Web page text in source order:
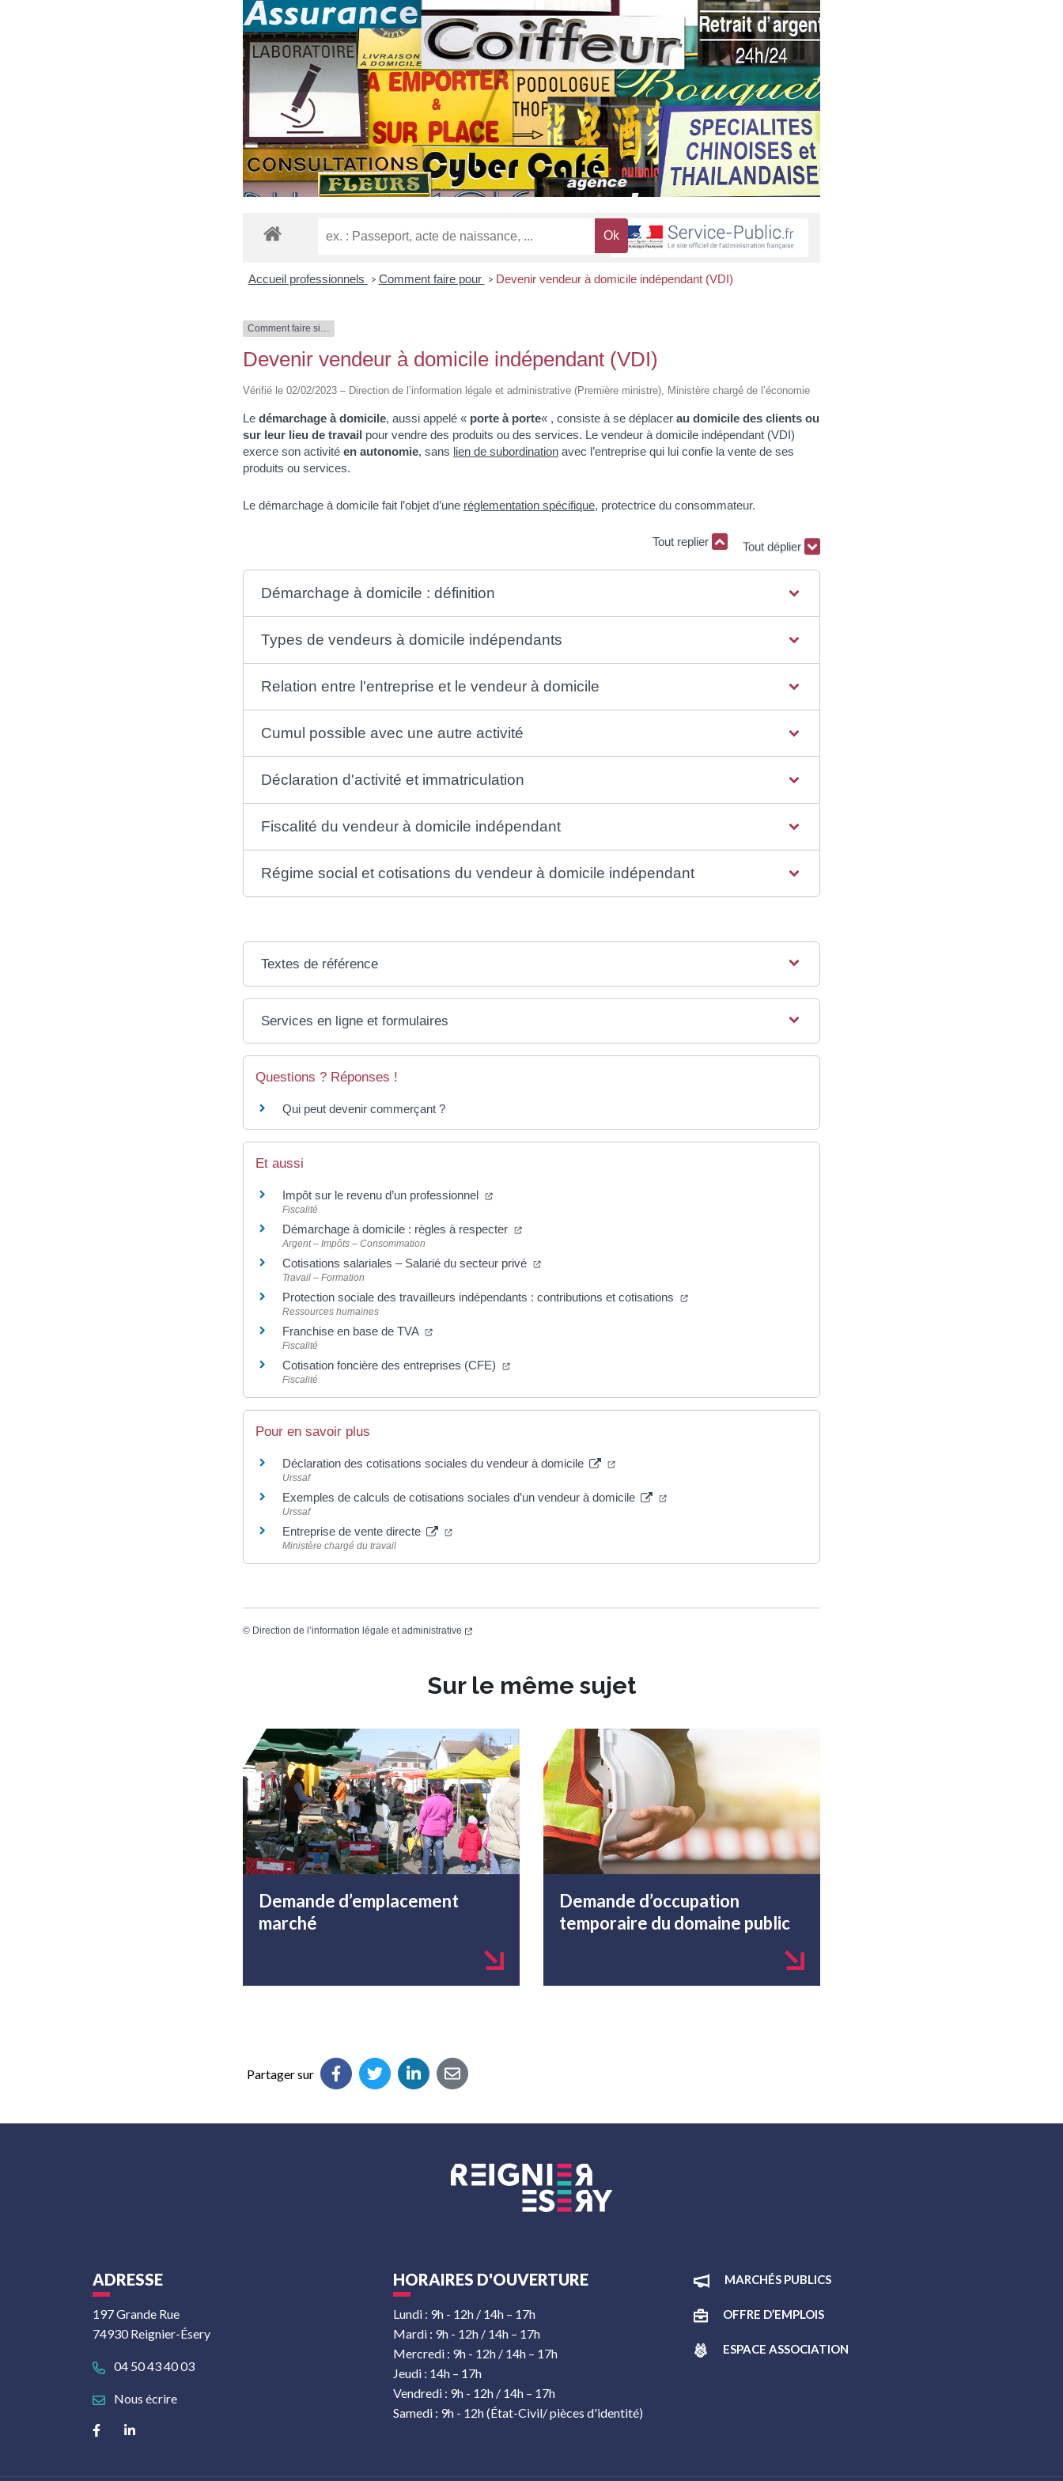
Accueil professionnels > Comment faire pour > Devenir vendeur à domicile indépendant (VDI)
Comment faire si…
Devenir vendeur à domicile indépendant (VDI)
Vérifié le 02/02/2023 – Direction de l’information légale et administrative (Première ministre), Ministère chargé de l’économie
Le démarchage à domicile, aussi appelé « porte à porte« , consiste à se déplacer au domicile des clients ou
sur leur lieu de travail pour vendre des produits ou des services. Le vendeur à domicile indépendant (VDI)
exerce son activité en autonomie, sans lien de subordination avec l’entreprise qui lui confie la vente de ses
produits ou services.
Le démarchage à domicile fait l’objet d’une réglementation spécifique, protectrice du consommateur.
Tout replier Tout déplier
Démarchage à domicile : définition
Types de vendeurs à domicile indépendants
Relation entre l'entreprise et le vendeur à domicile
Cumul possible avec une autre activité
Déclaration d'activité et immatriculation
Fiscalité du vendeur à domicile indépendant
Régime social et cotisations du vendeur à domicile indépendant
Textes de référence
Services en ligne et formulaires
Questions ? Réponses !
Qui peut devenir commerçant ?
Et aussi
Impôt sur le revenu d’un professionnel
Fiscalité
Démarchage à domicile : règles à respecter
Argent – Impôts – Consommation
Cotisations salariales – Salarié du secteur privé
Travail – Formation
Protection sociale des travailleurs indépendants : contributions et cotisations
Ressources humaines
Franchise en base de TVA
Fiscalité
Cotisation foncière des entreprises (CFE)
Fiscalité
Pour en savoir plus
Déclaration des cotisations sociales du vendeur à domicile
Urssaf
Exemples de calculs de cotisations sociales d’un vendeur à domicile
Urssaf
Entreprise de vente directe
Ministère chargé du travail
© Direction de l’information légale et administrative
Sur le même sujet
Demande d’emplacement
marché
Demande d’occupation
temporaire du domaine public
Partager sur
ADRESSE
197 Grande Rue
74930 Reignier-Ésery
04 50 43 40 03
Nous écrire
Lien vers le compte Facebook
Lien vers le compte Linkedin
HORAIRES D'OUVERTURE
Lundi : 9h - 12h / 14h – 17h
Mardi : 9h - 12h / 14h – 17h
Mercredi : 9h - 12h / 14h – 17h
Jeudi : 14h – 17h
Vendredi : 9h - 12h / 14h – 17h
Samedi : 9h - 12h (État-Civil/ pièces d'identité)
MARCHÉS PUBLICS
OFFRE D’EMPLOIS
ESPACE ASSOCIATION